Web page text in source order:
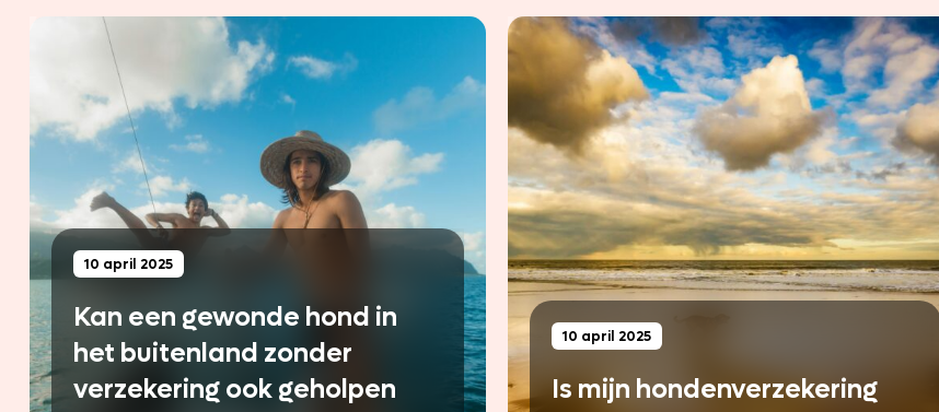
10 april 2025
Kan een gewonde hond in
het buitenland zonder
verzekering ook geholpen
10 april 2025
Is mijn hondenverzekering